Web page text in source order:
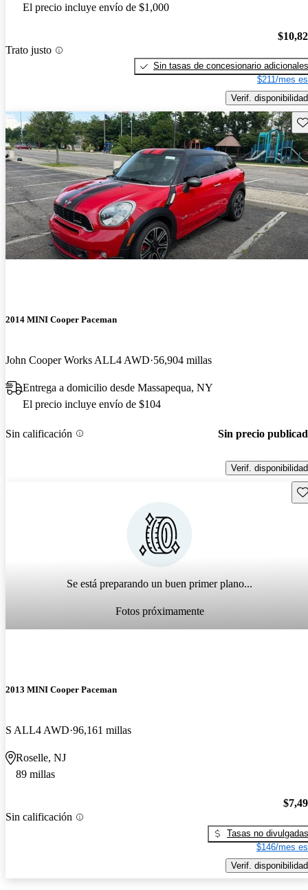
El precio incluye envío de $1,000
Trato justo
Sin tasas de concesionario adicionales
$211/mes
Verif. disponibilidad
2014 MINI Cooper Paceman
John Cooper Works ALL4 AWD 56,904 millas
Entrega a domicilio desde Massapequa, NY
El precio incluye envío de $104
Sin calificación Sin precio
Verif. disponibilidad
Se está preparando un buen primer plano...
Fotos próximamente
2013 MINI Cooper Paceman
S ALL4 AWD 96,161 millas
Roselle, NJ
89 millas
Sin calificación
Tasas no divulgadas
$146/mes
Verif. disponibilidad